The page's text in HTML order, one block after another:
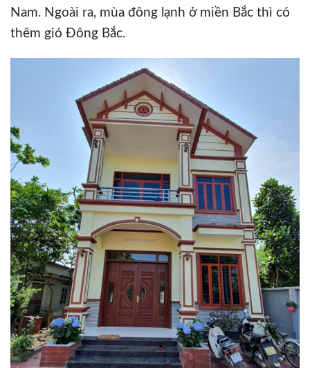
Nam. Ngoài ra, mùa đông lạnh ở miền Bắc thì có
thêm gió Đông Bắc.